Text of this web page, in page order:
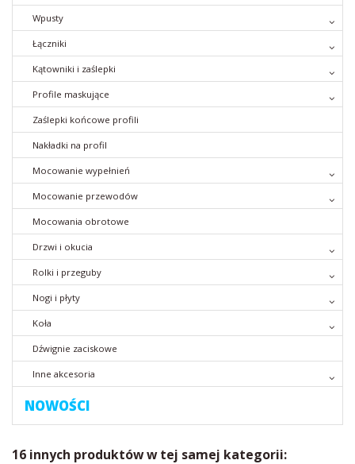
Wpusty
Łączniki
Kątowniki i zaślepki
Profile maskujące
Zaślepki końcowe profili
Nakładki na profil
Mocowanie wypełnień
Mocowanie przewodów
Mocowania obrotowe
Drzwi i okucia
Rolki i przeguby
Nogi i płyty
Koła
Dźwignie zaciskowe
Inne akcesoria
NOWOŚCI
16 innych produktów w tej samej kategorii: